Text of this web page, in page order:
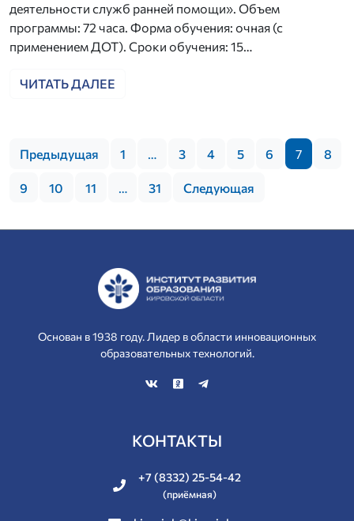
деятельности служб ранней помощи». Объем
программы: 72 часа. Форма обучения: очная (с
применением ДОТ). Сроки обучения: 15…
ЧИТАТЬ ДАЛЕЕ
Предыдущая 1 … 3 4 5 6 7 8
9 10 11 31 Следующая
Основан в 1938 году. Лидер в области инновационных
образовательных технологий.
КОНТАКТЫ
+7 (8332) 25-54-42
(приёмная)